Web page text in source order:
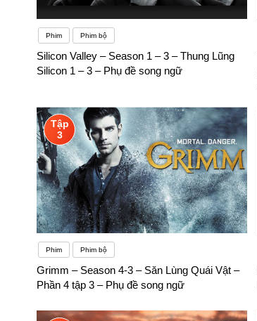
Phim Phim bộ
Silicon Valley – Season 1 – 3 – Thung Lũng
Silicon 1 – 3 – Phụ đề song ngữ
Tập
3
Phim Phim bộ
Grimm – Season 4-3 – Săn Lùng Quái Vật –
Phần 4 tập 3 – Phụ đề song ngữ